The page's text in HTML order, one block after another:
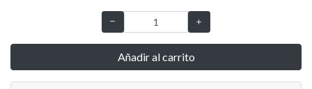
Añadir al carrito